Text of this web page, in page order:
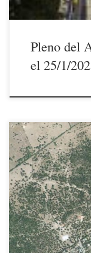
Pleno del
el 25/1/
5/1/2021Para
y Las Suertes: el
la calle Saltos del Sil
de Las Suertes.Plan